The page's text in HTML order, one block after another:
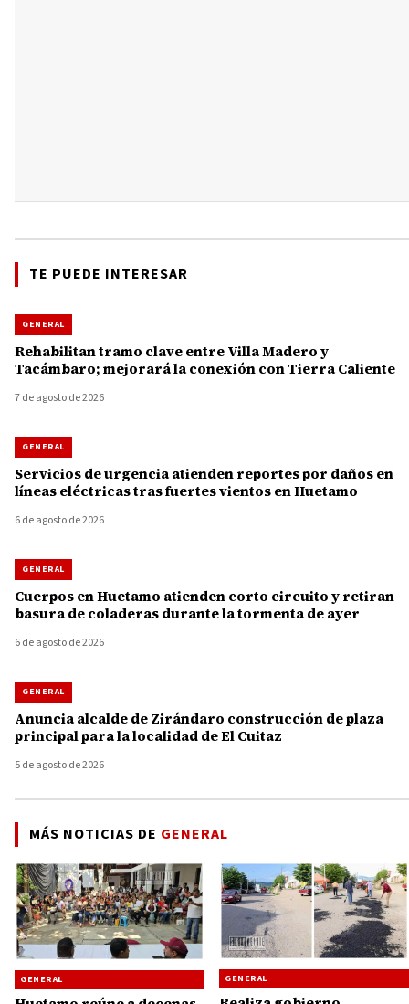
TE PUEDE INTERESAR
GENERAL
Rehabilitan tramo clave entre Villa Madero y
Tacámbaro; mejorará la conexión con Tierra Caliente
7 de agosto de 2026
GENERAL
Servicios de urgencia atienden reportes por daños en
líneas eléctricas tras fuertes vientos en Huetamo
6 de agosto de 2026
GENERAL
Cuerpos en Huetamo atienden corto circuito y retiran
basura de coladeras durante la tormenta de ayer
6 de agosto de 2026
GENERAL
Anuncia alcalde de Zirándaro construcción de plaza
principal para la localidad de El Cuitaz
5 de agosto de 2026
MÁS NOTICIAS DE GENERAL
GENERAL GENERAL